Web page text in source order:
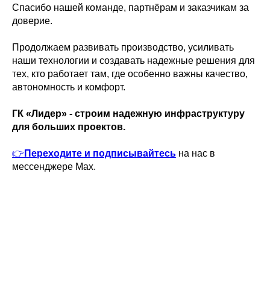
Спасибо нашей команде, партнёрам и заказчикам за
доверие.
Продолжаем развивать производство, усиливать
наши технологии и создавать надежные решения для
тех, кто работает там, где особенно важны качество,
автономность и комфорт.
ГК «Лидер» - строим надежную инфраструктуру
для больших проектов.
👉 Переходите и подписывайтесь на нас в
мессенджере Max.